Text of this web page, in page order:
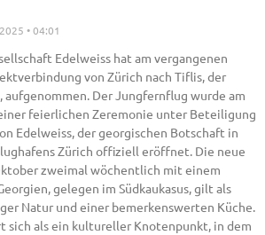
04:01
Edelweiss hat am vergangenen
von Zürich nach Tiflis, der
aufgenommen. Der Jungfernflug wurde am
feierlichen Zeremonie unter Beteiligung
Edelweiss, der georgischen Botschaft in
Zürich offiziell eröffnet. Die neue
zweimal wöchentlich mit einem
gelegen im Südkaukasus, gilt als
Natur und einer bemerkenswerten Küche.
sich als ein kultureller Knotenpunkt, in dem